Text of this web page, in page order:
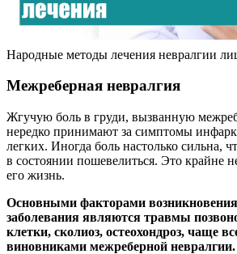
Народные методы лечения невралгии
Межреберная невралгия
Жгучую боль в груди, вызванную
нередко принимают за симптомы
легких. Иногда боль настолько сильна,
в состоянии пошевелиться. Это крайне
его жизнь.
Основными факторами
заболевания являются травмы
клетки, сколиоз, остеохондроз, чаще
виновниками межреберной невралгии.